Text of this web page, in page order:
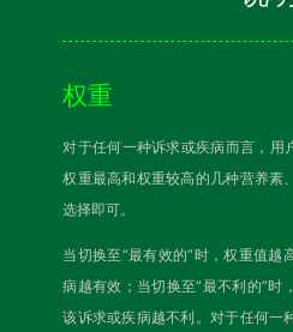
权重
对于任何一种诉求或疾病而言，用
权重最高和权重较高的几种营养素
选择即可。
当切换至“最有效的”时，权重值越
病越有效；当切换至“最不利的”时
该诉求或疾病越不利。对于任何一